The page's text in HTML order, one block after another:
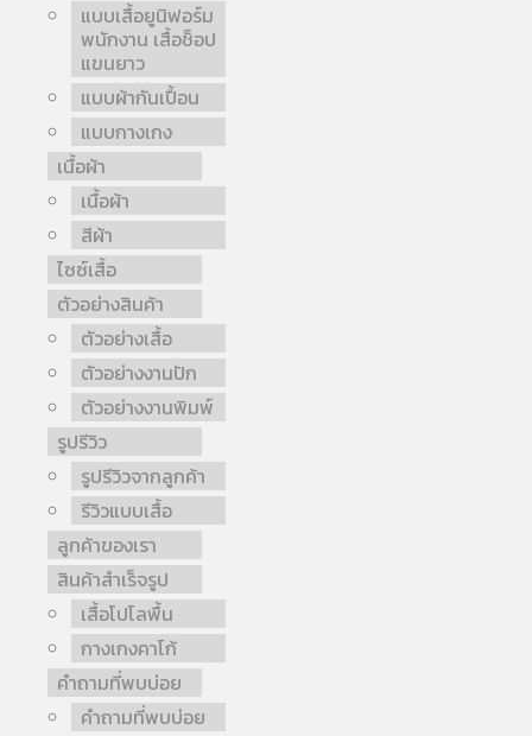
แบบเสื้อยูนิฟอร์ม
พนักงาน เสื้อช็อป
แขนยาว
แบบผ้ากันเปื้อน
แบบกางเกง
เนื้อผ้า
เนื้อผ้า
สีผ้า
ไซซ์เสื้อ
ตัวอย่างสินค้า
ตัวอย่างเสื้อ
ตัวอย่างงานปัก
ตัวอย่างงานพิมพ์
รูปรีวิว
รูปรีวิวจากลูกค้า
รีวิวแบบเสื้อ
ลูกค้าของเรา
สินค้าสำเร็จรูป
เสื้อโปโลพื้น
กางเกงคาโก้
คำถามที่พบบ่อย
คำถามที่พบบ่อย